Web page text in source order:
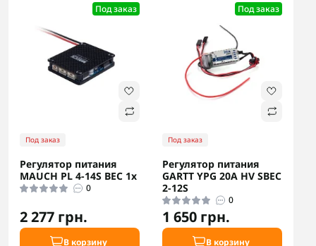
Под заказ
Под заказ
Регулятор питания
MAUCH PL 4-14S BEC 1x
0
2 277 грн.
В корзину
Под заказ
Под заказ
Регулятор питания
GARTT YPG 20A HV SBEC
2-12S
0
1 650 грн.
В корзину